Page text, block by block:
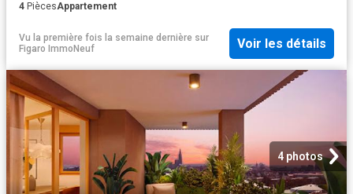
4 PiècesAppartement
Vu la première fois la semaine dernière sur
Figaro ImmoNeuf
Voir les détails
4 photos